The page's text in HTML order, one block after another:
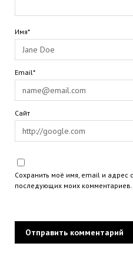
Имя*
Email*
Сайт
Сохранить моё имя, email и адрес
последующих моих комментариев.